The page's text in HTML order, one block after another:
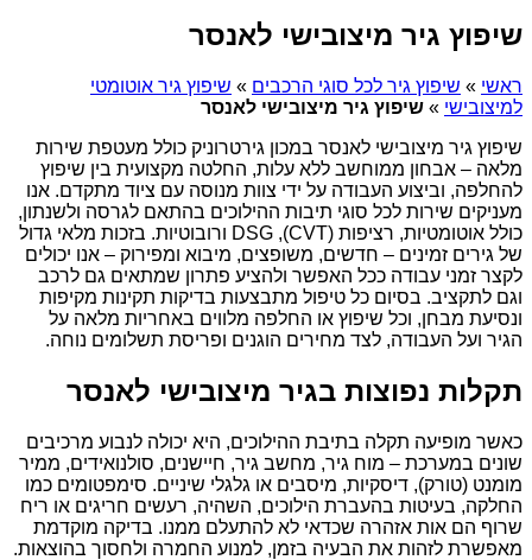
שיפוץ גיר מיצובישי לאנסר
ראשי » שיפוץ גיר לכל סוגי הרכבים » שיפוץ גיר אוטומטי
למיצובישי » שיפוץ גיר מיצובישי לאנסר
שיפוץ גיר מיצובישי לאנסר במכון גירטרוניק כולל מעטפת שירות
מלאה – אבחון ממוחשב ללא עלות, החלטה מקצועית בין שיפוץ
להחלפה, וביצוע העבודה על ידי צוות מנוסה עם ציוד מתקדם. אנו
מעניקים שירות לכל סוגי תיבות ההילוכים בהתאם לגרסה ולשנתון,
כולל אוטומטיות, רציפות (CVT), DSG ורובוטיות. בזכות מלאי גדול
של גירים זמינים – חדשים, משופצים, מיבוא ומפירוק – אנו יכולים
לקצר זמני עבודה ככל האפשר ולהציע פתרון שמתאים גם לרכב
וגם לתקציב. בסיום כל טיפול מתבצעות בדיקות תקינות מקיפות
ונסיעת מבחן, וכל שיפוץ או החלפה מלווים באחריות מלאה על
הגיר ועל העבודה, לצד מחירים הוגנים ופריסת תשלומים נוחה.
תקלות נפוצות בגיר מיצובישי לאנסר
כאשר מופיעה תקלה בתיבת ההילוכים, היא יכולה לנבוע מרכיבים
שונים במערכת – מוח גיר, מחשב גיר, חיישנים, סולנואידים, ממיר
מומנט (טורק), דיסקיות, מיסבים או גלגלי שיניים. סימפטומים כמו
החלקה, בעיטות בהעברת הילוכים, השהיה, רעשים חריגים או ריח
שרוף הם אות אזהרה שכדאי לא להתעלם ממנו. בדיקה מוקדמת
מאפשרת לזהות את הבעיה בזמן, למנוע החמרה ולחסוך בהוצאות.